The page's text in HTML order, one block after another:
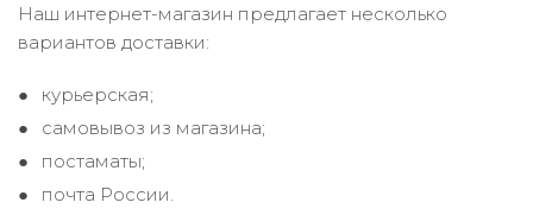
Наш интернет-магазин предлагает несколько
вариантов доставки:
курьерская;
самовывоз из магазина;
постаматы;
почта России.